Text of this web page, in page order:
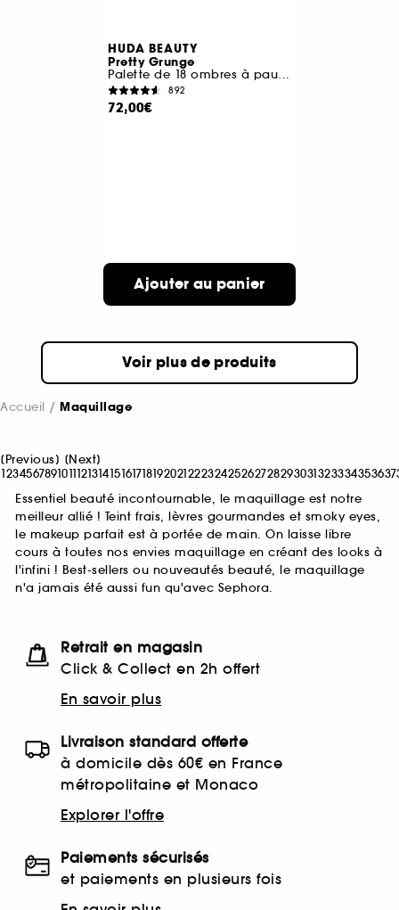
HUDA BEAUTY
Pretty Grunge
Palette de 18 ombres à paupières
892
72,00€
Ajouter au panier
Voir plus de produits
Accueil Maquillage
[Previous] [Next]
12345678910111213141516171819202122232425262728293031323334353637
Essentiel beauté incontournable, le maquillage est notre
meilleur allié ! Teint frais, lèvres gourmandes et smoky eyes,
le makeup parfait est à portée de main. On laisse libre
cours à toutes nos envies maquillage en créant des looks à
l'infini ! Best-sellers ou nouveautés beauté, le maquillage
n'a jamais été aussi fun qu'avec Sephora.
Retrait en magasin
Click & Collect en 2h offert
En savoir plus
Livraison standard offerte
à domicile dès 60€ en France
métropolitaine et Monaco
Explorer l'offre
Paiements sécurisés
et paiements en plusieurs fois